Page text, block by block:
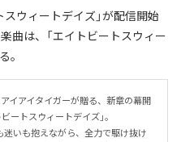
ウィートデイズ」が配信開始
曲は、「エイトビートスウィー
。
イアイタイガーが贈る、新章の幕開
ートスウィートデイズ」。
いも抱えながら、全力で駆け抜け